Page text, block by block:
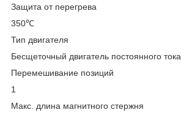
Защита от перегрева
350℃
Тип двигателя
Бесщеточный двигатель постоянного тока
Перемешивание позиций
1
Макс. длина магнитного стержня